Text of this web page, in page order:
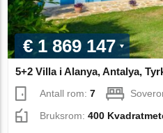
€ 1 869 147
5+2 Villa i Alanya, Antalya,
Antall rom:7
Bruksrom:400